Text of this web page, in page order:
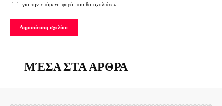
για την επόμενη φορά που θα σχολιάσω.
ΜΈΣΑ ΣΤΑ ΑΡΘΡΑ